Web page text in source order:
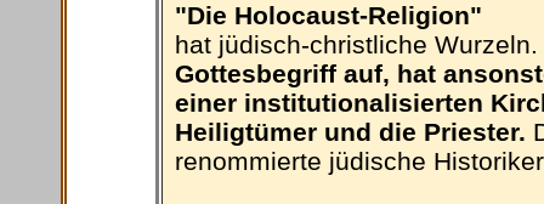
"Die Holocaust-Religion"
hat jüdisch-christliche Wurzeln.
Gottesbegriff auf, hat
einer institutionalisierten
Heiligtümer und die Priester.
renommierte jüdische